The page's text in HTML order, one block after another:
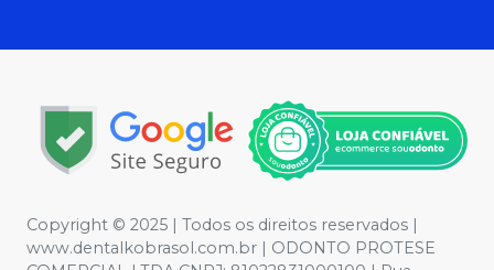
Copyright © 2025 | Todos os direitos reservados |
www.dentalkobrasol.com.br | ODONTO PROTESE